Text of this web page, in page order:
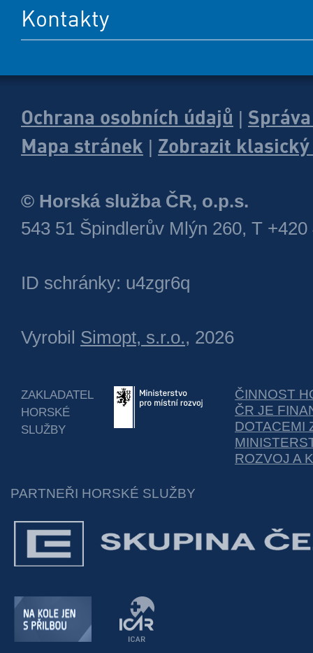
Kontakty
Ochrana osobních údajů
Mapa stránek
Zobrazit
© Horská služba ČR, o.p.s.
543 51 Špindlerův Mlýn 260, T +420
ID schránky: u4zgr6q
Vyrobil Simopt, s.r.o., 2026
ZAKLADATEL
HORSKÉ
SLUŽBY
ČINNOST
ČR JE
DOTACEMI
ROZVOJ A
PARTNEŘI HORSKÉ SLUŽBY